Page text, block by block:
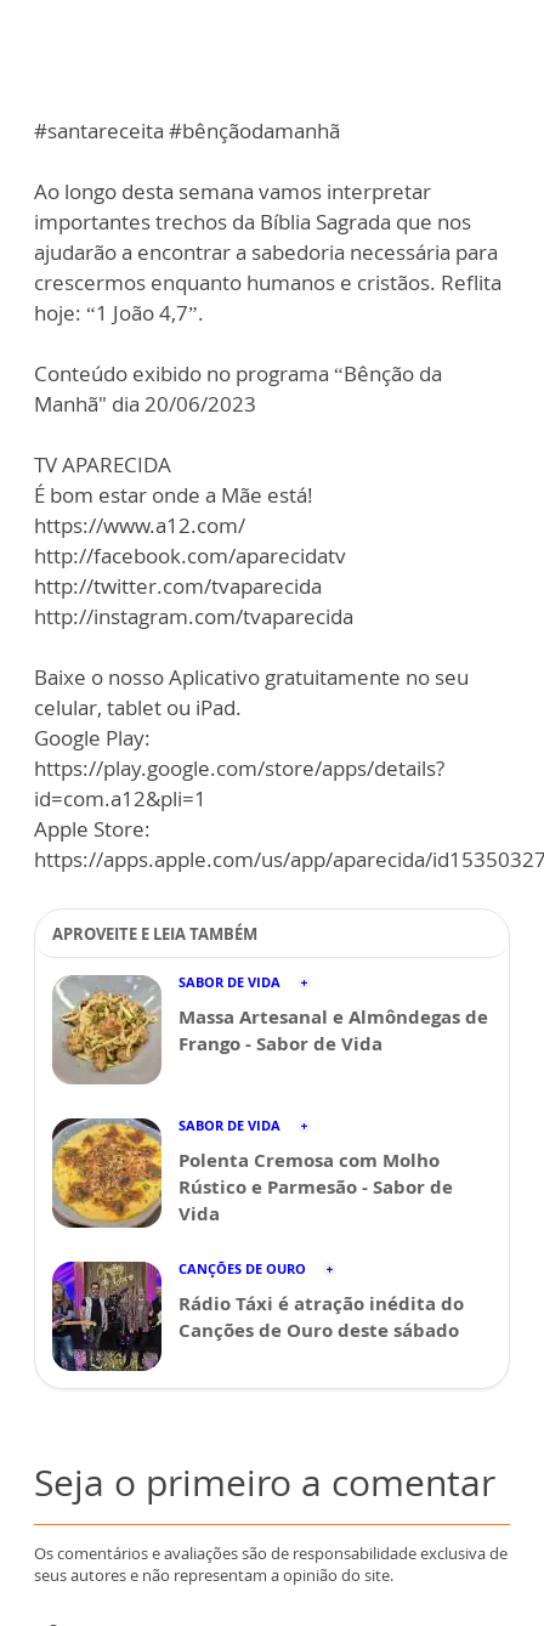
#santareceita #bênçãodamanhã
Ao longo desta semana vamos interpretar
importantes trechos da Bíblia Sagrada que nos
ajudarão a encontrar a sabedoria necessária para
crescermos enquanto humanos e cristãos. Reflita
hoje: “1 João 4,7”.
Conteúdo exibido no programa “Bênção da
Manhã" dia 20/06/2023
TV APARECIDA
É bom estar onde a Mãe está!
https://www.a12.com/
http://facebook.com/aparecidatv
http://twitter.com/tvaparecida
http://instagram.com/tvaparecida
Baixe o nosso Aplicativo gratuitamente no seu
celular, tablet ou iPad.
Google Play:
https://play.google.com/store/apps/details?
id=com.a12&pli=1
Apple Store:
https://apps.apple.com/us/app/aparecida/
APROVEITE E LEIA TAMBÉM
SABOR DE VIDA
Massa Artesanal e Almôndegas de
Frango - Sabor de Vida
SABOR DE VIDA
Polenta Cremosa com Molho
Rústico e Parmesão - Sabor de
Vida
CANÇÕES DE OURO
Rádio Táxi é atração inédita do
Canções de Ouro deste sábado
Seja o primeiro a comentar
Os comentários e avaliações são de responsabilidade exclusiva de
seus autores e não representam a opinião do site.